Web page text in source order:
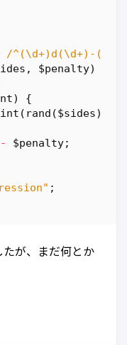
/^(\d+)d(\d+)-
, $penalty)
)
{
int ( rand ($sides))
- $penalty;
;
が、まだ何とか